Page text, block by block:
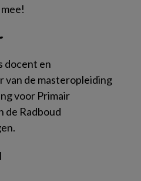
docent en
van de masteropleiding
voor Primair
de Radboud